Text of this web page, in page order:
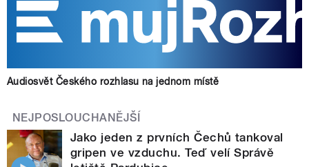
Audiosvět Českého rozhlasu na jednom místě
NEJPOSLOUCHANĚJŠÍ
Jako jeden z prvních Čechů tankoval
gripen ve vzduchu. Teď velí Správě